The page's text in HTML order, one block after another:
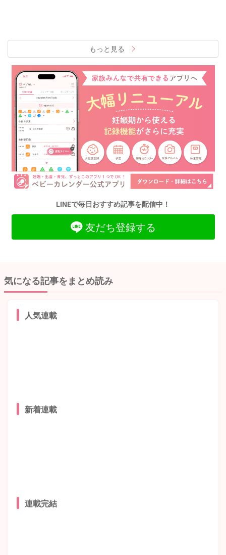
もっと見る
LINEで毎日おすすめ記事を配信中！
友だち登録する
気になる記事をまとめ読み
人気連載
新着連載
連載完結